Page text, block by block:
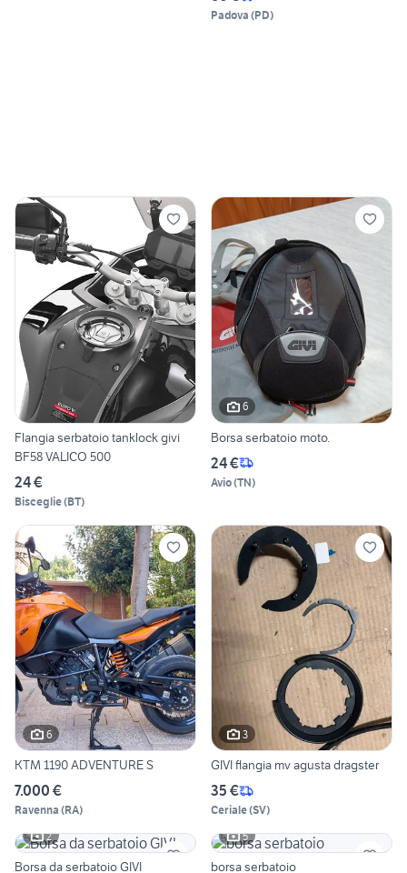
Padova (PD)
Flangia serbatoio tanklock givi
BF58 VALICO 500
24 €
Bisceglie(BT)
6
Borsa serbatoio moto.
24 €
Avio(TN)
6
KTM 1190 ADVENTURE S
7.000 €
Ravenna (RA)
3
GIVI flangia mv agusta dragster
35 €
Ceriale(SV)
2
Borsa da serbatoio GIVI
5
borsa serbatoio